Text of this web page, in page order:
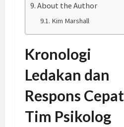
About the Author
Kim Marshall
Kronologi
Ledakan dan
Respons Cepat
Tim Psikolog